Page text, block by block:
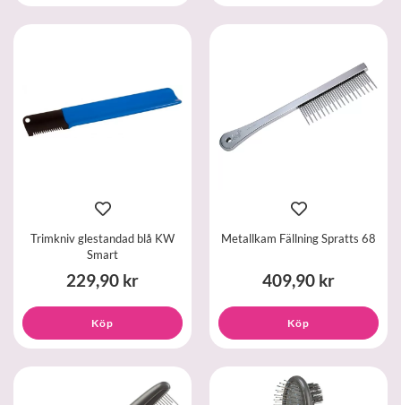
Trimkniv glestandad blå KW
Smart
229,90 kr
Köp
Metallkam Fällning Spratts 68
409,90 kr
Köp